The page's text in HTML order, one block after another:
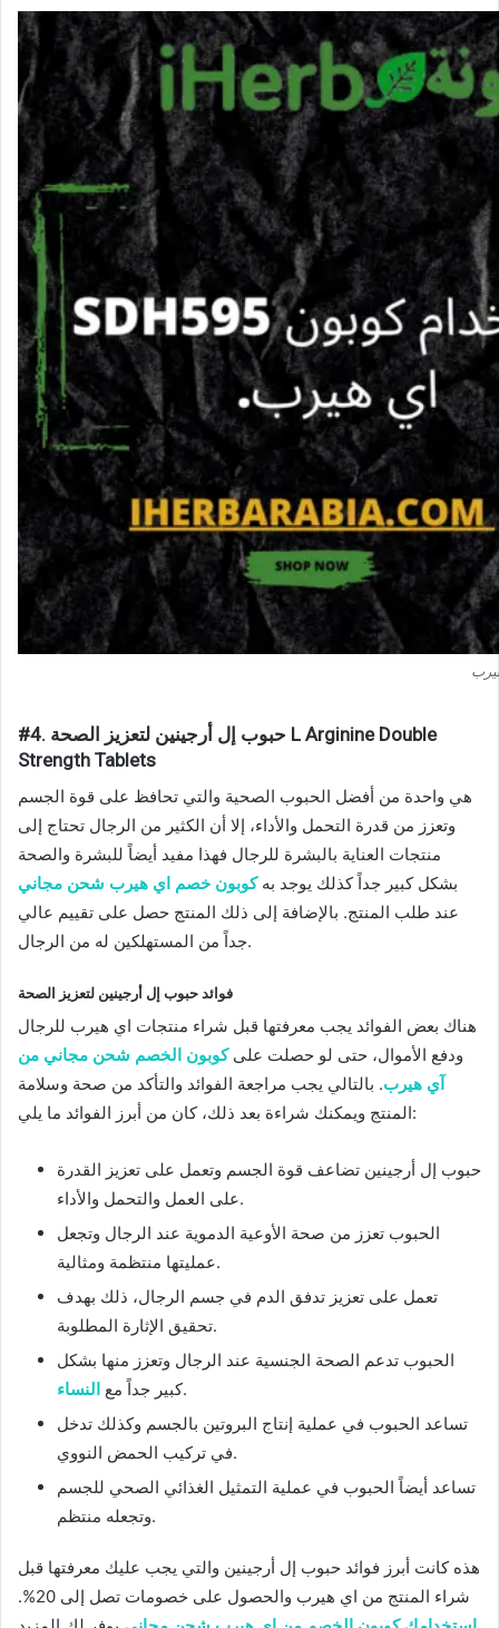
#4. حبوب إل أرجينين لتعزيز الصحة L Arginine Double
Strength Tablets
هي واحدة من أفضل الحبوب الصحية والتي تحافظ على قوة الجسم
وتعزز من قدرة التحمل والأداء، إلا أن الكثير من الرجال تحتاج إلى
منتجات العناية بالبشرة للرجال فهذا مفيد أيضاً للبشرة والصحة
بشكل كبير جداً كذلك يوجد بهكوبون خصم اي هيرب شحن مجاني
عند طلب المنتج. بالإضافة إلى ذلك المنتج حصل على تقييم عالي
جداً من المستهلكين له من الرجال.
فوائد حبوب إل أرجينين لتعزيز الصحة
هناك بعض الفوائد يجب معرفتها قبل شراء منتجات اي هيرب للرجال
ودفع الأموال، حتى لو حصلت علىكوبون الخصم شحن مجاني من
آي هيرب. بالتالي يجب مراجعة الفوائد والتأكد من صحة وسلامة
المنتج ويمكنك شراءة بعد ذلك، كان من أبرز الفوائد ما يلي:
حبوب إل أرجينين تضاعف قوة الجسم وتعمل على تعزيز القدرة
على العمل والتحمل والأداء.
الحبوب تعزز من صحة الأوعية الدموية عند الرجال وتجعل
عمليتها منتظمة ومثالية.
تعمل على تعزيز تدفق الدم في جسم الرجال، ذلك بهدف
تحقيق الإثارة المطلوبة.
الحبوب تدعم الصحة الجنسية عند الرجال وتعزز منها بشكل
كبير جداً مع النساء
.
تساعد الحبوب في عملية إنتاج البروتين بالجسم وكذلك تدخل
في تركيب الحمض النووي.
تساعد أيضاً الحبوب في عملية التمثيل الغذائي الصحي للجسم
وتجعله منتظم.
هذه كانت أبرز فوائد حبوب إل أرجينين والتي يجب عليك معرفتها قبل
شراء المنتج من اي هيرب والحصول على خصومات تصل إلى 20%.